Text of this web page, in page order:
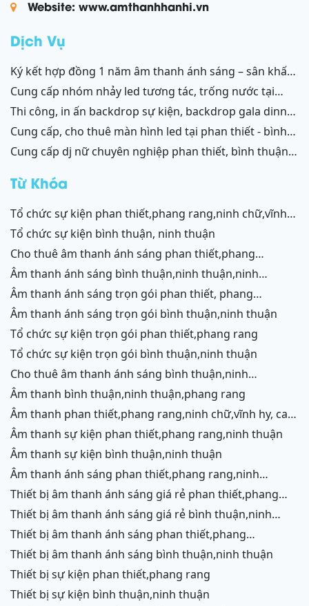
Website: www.amthanhhanhi.vn
Dịch Vụ
ký kết hợp đồng 1 năm âm thanh ánh sáng – sân khấu
resort mũi né, tiến thành, kê gà, phan thiết, ninh thuận
cung cấp nhóm nhảy led tương tác, trống nước tại
ninh thuận – bình thuận
thi công, in ấn backdrop sự kiện, backdrop gala dinner,
backdrop team building, backdrop cánh gà, chữ nổi
3d, chữ nổi từ formex, chữ nổi hộp đèn led và ốp alu
phan thiết, bình thuận - ninh thuận - ninh chữ - phan
cung cấp, cho thuê màn hình led tại phan thiết - bình
thuận, ninh thuận - ninh chữ - phang rang
cung cấp dj nữ chuyên nghiệp phan thiết, bình thuận;
Từ Khóa
tổ chức sự kiện phan thiết,phang rang,ninh chữ,vĩnh
hy,cam ranh
tổ chức sự kiện bình thuận, ninh thuận
cho thuê âm thanh ánh sáng phan thiết,phang
rang,ninh chữ,vĩnh hy,cam ranh
âm thanh ánh sáng bình thuận,ninh thuận,ninh
chữ,vĩnh hy,cam ranh
âm thanh ánh sáng trọn gói phan thiết, phang
rang,cam ranh
âm thanh ánh sáng trọn gói bình thuận,ninh thuận
tổ chức sự kiện trọn gói phan thiết,phang rang
tổ chức sự kiện trọn gói bình thuận,ninh thuận
cho thuê âm thanh ánh sáng bình thuận,ninh
thuận,ninh chữ,vĩnh hy,phang rang,cam ranh
âm thanh bình thuận,ninh thuận,phang rang
âm thanh phan thiết,phang rang,ninh chữ,vĩnh hy, cam
ranh
âm thanh sự kiện phan thiết,phang rang,ninh thuận
âm thanh sự kiện bình thuận,ninh thuận
âm thanh ánh sáng phan thiết,phang rang,ninh
chữ,vĩnh hy,cam ranh
thiết bị âm thanh ánh sáng giá rẻ phan thiết,phang
rang,ninh chữ,vĩnh hy, ninh thuận
thiết bị âm thanh ánh sáng giá rẻ bình thuận,ninh
thuận
thiết bị âm thanh ánh sáng phan thiết,phang
rang,ninh chữ,vĩnh hy,cam ranh
thiết bị âm thanh ánh sáng bình thuận,ninh thuận
thiết bị sự kiện phan thiết,phang rang
thiết bị sự kiện bình thuận,ninh thuận